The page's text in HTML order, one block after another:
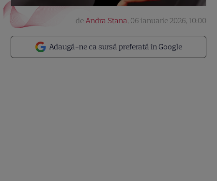
Adaugă-ne ca sursă preferată în Google
deAndra Stana, 06 ianuarie 2026, 10:00